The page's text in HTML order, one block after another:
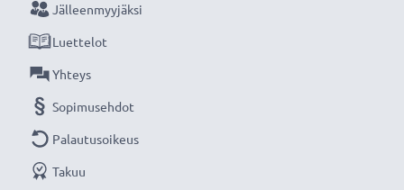
verkkokauppa, joka tarjoaa laadukkaita tuotteita, ja
siksi tarjoamme 36 kuukauden takuun!
Jälleenmyyjäksi
Luettelot
Yhteys
Sopimusehdot
Palautusoikeus
Takuu